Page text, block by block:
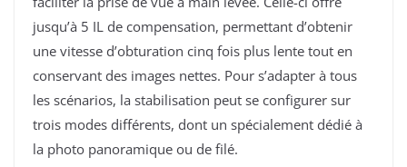
jusqu’à 5 IL de compensation, permettant d’obtenir
une vitesse d’obturation cinq fois plus lente tout en
conservant des images nettes. Pour s’adapter à tous
les scénarios, la stabilisation peut se configurer sur
trois modes différents, dont un spécialement dédié à
la photo panoramique ou de filé.